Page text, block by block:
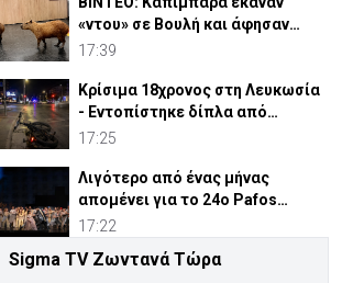
«ντου» σε Βουλή και άφησαν
άφωνους βουλευτές
17:39
Κρίσιμα 18χρονος στη Λευκωσία
- Εντοπίστηκε δίπλα από
ηλεκτρικό ποδήλατο
17:25
Λιγότερο από ένας μήνας
απομένει για το 24ο Pafos
Aphrodite Festival
17:22
Ρέθυμνο: Συγκλονίζει ο
Sigma TV Ζωντανά Τώρα